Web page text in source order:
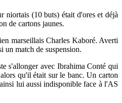
niortais (10 buts) était d'ores et déjà
de cartons jaunes.
marseillais Charles Kaboré. Averti
un match de suspension.
s'allonger avec Ibrahima Conté qui
qu'il était sur le banc. Un carton
lui aussi indisponible face à l'AS